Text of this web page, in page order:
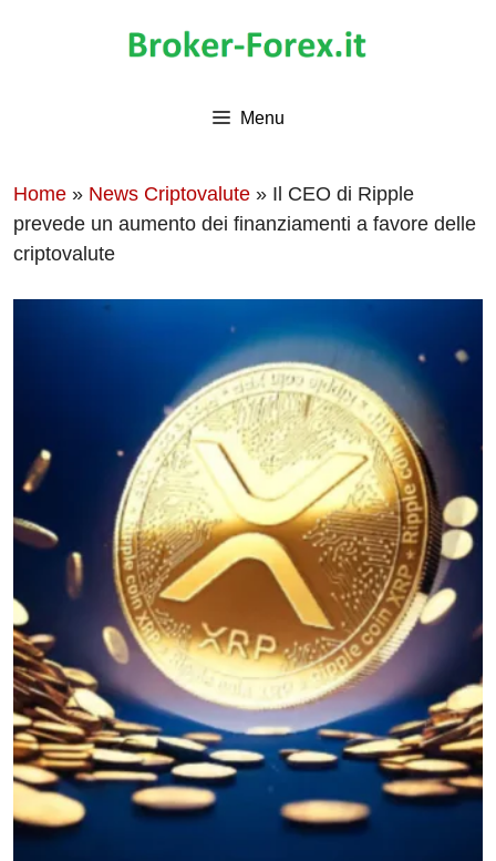
Menu
Home » News Criptovalute » Il CEO di Ripple
prevede un aumento dei finanziamenti a favore delle
criptovalute